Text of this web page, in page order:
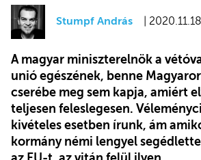
Stumpf András |
A magyar miniszterelnök a
unió egészének, benne
cserébe meg sem kapja, amiért
teljesen feleslegesen.
kivételes esetben írunk, ám
kormány némi lengyel